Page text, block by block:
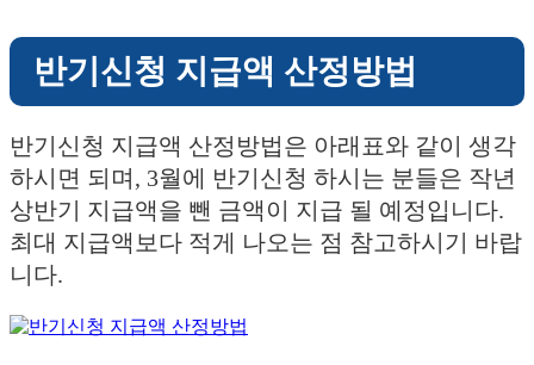
반기신청 지급액 산정방법
반기신청 지급액 산정방법은 아래표와 같이 생각
하시면 되며, 3월에 반기신청 하시는 분들은 작년
상반기 지급액을 뺀 금액이 지급 될 예정입니다.
최대 지급액보다 적게 나오는 점 참고하시기 바랍
니다.